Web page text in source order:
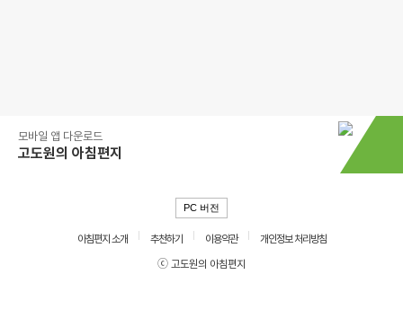
모바일 앱 다운로드
고도원의 아침편지
PC 버전
아침편지 소개 추천하기 이용약관
개인정보 처리방침
ⓒ 고도원의 아침편지